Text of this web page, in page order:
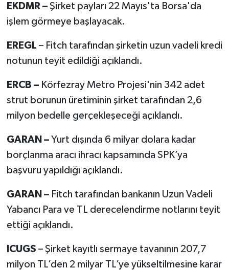
EKDMR – Şirket payları 22 Mayıs'ta Borsa'da
işlem görmeye başlayacak.
EREGL – Fitch tarafından şirketin uzun vadeli kredi
notunun teyit edildiği açıklandı.
ERCB – Körfezray Metro Projesi'nin 342 adet
strut borunun üretiminin şirket tarafından 2,6
milyon bedelle gerçekleşeceği açıklandı.
GARAN – Yurt dışında 6 milyar dolara kadar
borçlanma aracı ihracı kapsamında SPK’ya
başvuru yapıldığı açıklandı.
GARAN – Fitch tarafından bankanın Uzun Vadeli
Yabancı Para ve TL derecelendirme notlarını teyit
ettiği açıklandı.
ICUGS – Şirket kayıtlı sermaye tavanının 207,7
milyon TL’den 2 milyar TL’ye yükseltilmesine karar